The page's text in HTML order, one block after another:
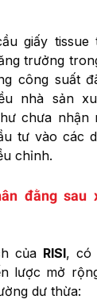
giấy tissue
trưởng
công suất
nhà sản
chưa nhận
tư vào các
chỉnh.
đằng sau
của RISI, có
lược mở
dư thừa: